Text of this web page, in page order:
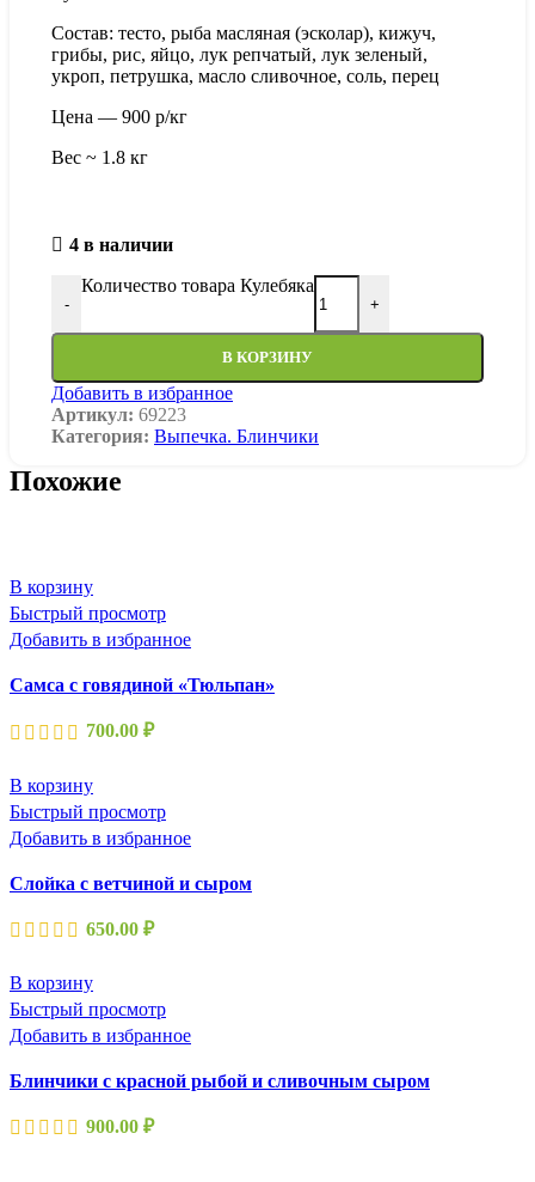
Состав: тесто, рыба масляная (эсколар), кижуч,
грибы, рис, яйцо, лук репчатый, лук зеленый,
укроп, петрушка, масло сливочное, соль, перец
Цена — 900 р/кг
Вес ~ 1.8 кг
4 в наличии
-
Количество товара Кулебяка
+
В КОРЗИНУ
Добавить в избранное
Артикул: 69223
Категория: Выпечка. Блинчики
Похожие
В корзину
Быстрый просмотр
Добавить в избранное
Самса с говядиной «Тюльпан»
700.00 ₽
В корзину
Быстрый просмотр
Добавить в избранное
Слойка с ветчиной и сыром
650.00 ₽
В корзину
Быстрый просмотр
Добавить в избранное
Блинчики с красной рыбой и сливочным сыром
900.00 ₽